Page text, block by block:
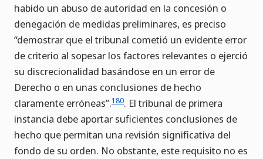
habido un abuso de autoridad en la concesión o
denegación de medidas preliminares, es preciso
“demostrar que el tribunal cometió un evidente error
de criterio al sopesar los factores relevantes o ejerció
su discrecionalidad basándose en un error de
Derecho o en unas conclusiones de hecho
claramente erróneas”.180. El tribunal de primera
instancia debe aportar suficientes conclusiones de
hecho que permitan una revisión significativa del
fondo de su orden. No obstante, este requisito no es